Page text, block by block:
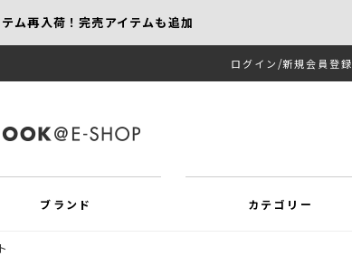
ム再入荷！完売アイテムも追加
ログイン 新規会員登録
ブランド カテゴリー